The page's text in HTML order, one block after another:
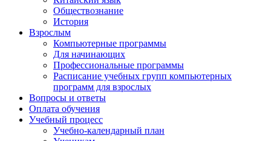
Обществознание
История
Взрослым
Компьютерные программы
Для начинающих
Профессиональные программы
Расписание учебных групп компьютерных
программ для взрослых
Вопросы и ответы
Оплата обучения
Учебный процесс
Учебно-календарный план